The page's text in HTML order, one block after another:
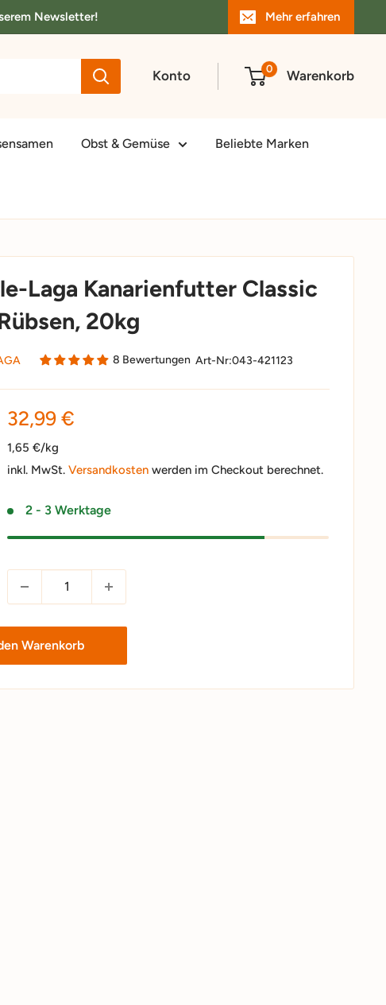
Newsletter! Mehr erfahren
Konto 0 Warenkorb
Obst & Gemüse Beliebte Marken
Laga Kanarienfutter Classic
20kg
8 Bewertungen Art-Nr:043-421123
Sonderpreis
32,99 €
1,65 €/kg
inkl. MwSt.Versandkosten werden im Checkout berechnet.
2 - 3 Werktage
Warenkorb